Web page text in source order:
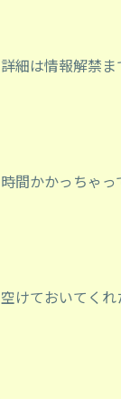
詳細は情報解禁ま
時間かかっちゃ
空けておいてく